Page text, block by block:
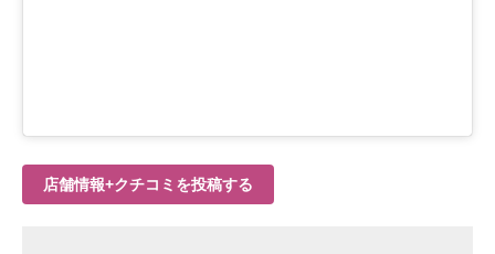
店舗情報+クチコミを投稿する